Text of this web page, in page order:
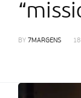
BY 7MARGENS